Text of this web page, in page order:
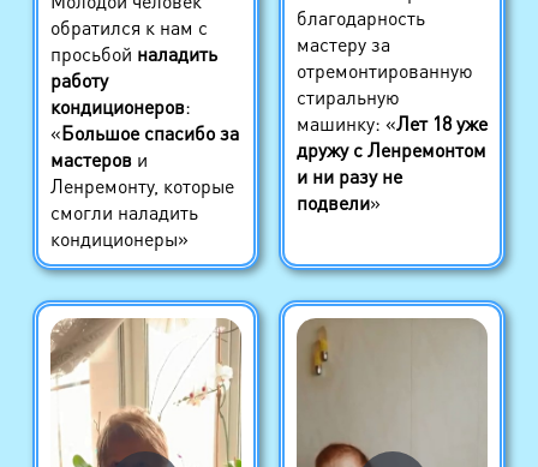
обратился к нам с
просьбой наладить
работу
кондиционеров:
«Большое спасибо за
мастерови
Ленремонту, которые
смогли наладить
кондиционеры»
благодарность
мастеру за
отремонтированную
стиральную
машинку: «Лет 18 уже
дружу с Ленремонтом
и ни разу не
подвели»